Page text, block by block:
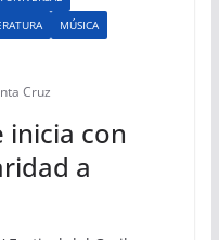
MÚSICA
Cruz
inicia con
a